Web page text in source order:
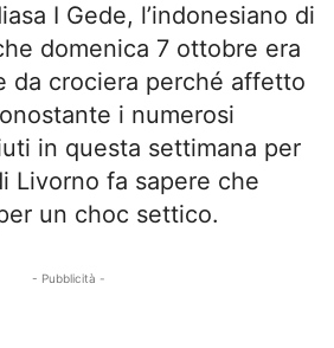
I Gede, l’indonesiano di
domenica 7 ottobre era
da crociera perché affetto
i numerosi
in questa settimana per
Livorno fa sapere che
un choc settico.
- Pubblicità -